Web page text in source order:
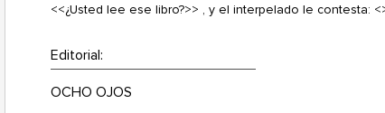
<<¿Usted lee ese libro?>> , y el interpelado le contesta:
Editorial: